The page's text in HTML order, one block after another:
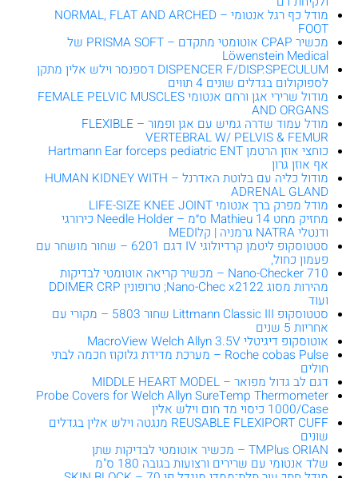
מודל כף רגל אנטומי – NORMAL, FLAT AND ARCHED
FOOT
מכשיר CPAP אוטומטי מתקדם – PRISMA SOFT של
Löwenstein Medical
DISPENCER F/DISP.SPECULUM דספנסר וילש אלין מתקן
לספוקולום בגדלים שונים 4 תווים
מודול שרירי אגן ורחם אנטומי FEMALE PELVIC MUSCLES
AND ORGANS
מודל עמוד שדרה גמיש עם אגן ופמור – FLEXIBLE
VERTEBRAL W/ PELVIS & FEMUR
כוחצי אוזן הרטמן Hartmann Ear forceps pediatric ENT
אף אוזן גרון
מודול כליה עם בלוטת האדרנל – HUMAN KIDNEY WITH
ADRENAL GLAND
מודל מפרק ברך אנטומי LIFE-SIZE KNEE JOINT
מחזיק מחט Mathieu 14 ס״מ – Needle Holder כירורגי
ודנטלי NATRA גרמניה | קלMEDI
סטטוסקופ ליטמן קרדיולוגי IV דגם 6201 – שחור מושחר עם
פעמון כחול,
Nano-Checker 710 – מכשיר קריאה אוטומטי לבדיקות
מהירות מסוג Nano-Chec x2122; טרופונין DDIMER CRP
ועוד
סטטוסקופ Littmann Classic III שחור 5803 – מקורי עם
אחריות 5 שנים
אוטוסקופ דיגיטלי MacroView Welch Allyn 3.5V
Roche cobas Pulse – מערכת מדידת גלוקוז חכמה לבתי
חולים
דגם לב גדול מפואר – MIDDLE HEART MODEL
Probe Covers for Welch Allyn SureTemp Thermometer
1000/Case כיסוי מד חום וילש אלין
REUSABLE FLEXIPORT CUFF מנגטה וילש אלין בגדלים
שונים
TMPlus ORIAN – מכשיר אוטומטי לבדיקות שתן
שלד אנטומי עם שרירים ורצועות בגובה 180 ס"מ